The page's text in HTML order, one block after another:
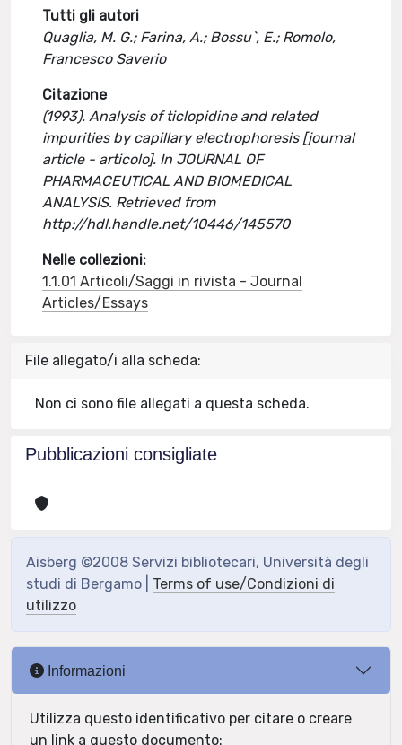
Tutti gli autori
Quaglia, M. G.; Farina, A.; Bossu`, E.; Romolo,
Francesco Saverio
Citazione
(1993). Analysis of ticlopidine and related
impurities by capillary electrophoresis [journal
article - articolo]. In JOURNAL OF
PHARMACEUTICAL AND BIOMEDICAL
ANALYSIS. Retrieved from
http://hdl.handle.net/10446/145570
Nelle collezioni:
1.1.01 Articoli/Saggi in rivista - Journal
Articles/Essays
File allegato/i alla scheda:
Non ci sono file allegati a questa scheda.
Pubblicazioni consigliate
Aisberg ©2008 Servizi bibliotecari, Università degli
studi di Bergamo | Terms of use/Condizioni di
utilizzo
Informazioni
Utilizza questo identificativo per citare o creare
un link a questo documento: